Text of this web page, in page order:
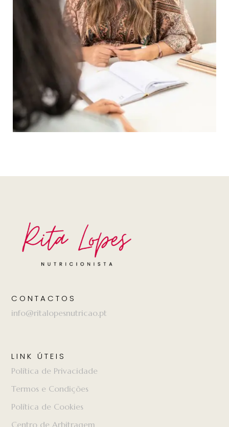
CONTACTOS
info@ritalopesnutricao.pt
LINK ÚTEIS
Política de Privacidade
Termos e Condições
Política de Cookies
Centro de Arbitragem